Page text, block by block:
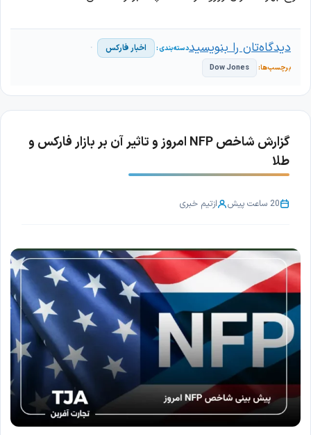
اخبار فارکس
Dow Jones
دیدگاه‌تان را بنویسید
گزارش شاخص NFP امروز و تاثیر آن بر بازار فارکس و
طلا
20 ساعت پیش ازتیم خبری